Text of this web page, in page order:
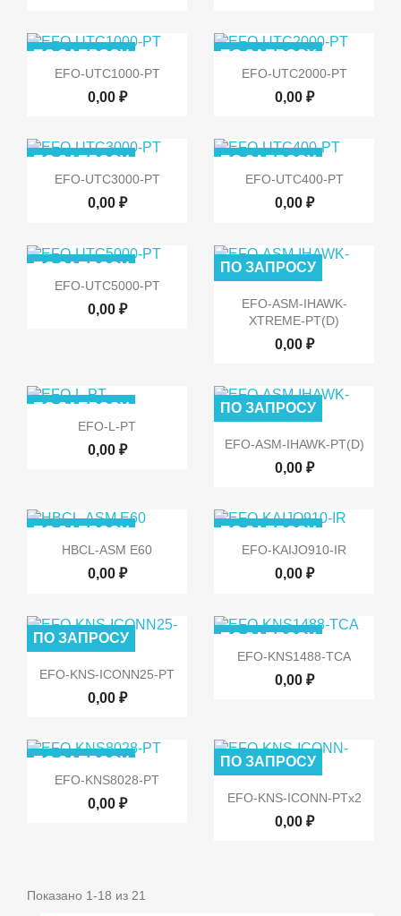
Быстрый просмотр
EFO-UTC1000-PT
0,00 ₽
ПО ЗАПРОСУ
Быстрый просмотр
EFO-UTC2000-PT
0,00 ₽
ПО ЗАПРОСУ
Быстрый просмотр
EFO-UTC3000-PT
0,00 ₽
ПО ЗАПРОСУ
Быстрый просмотр
EFO-UTC400-PT
0,00 ₽
ПО ЗАПРОСУ
Быстрый просмотр
EFO-UTC5000-PT
0,00 ₽
ПО ЗАПРОСУ
Быстрый просмотр
EFO-ASM-IHAWK-
XTREME-PT(D)
0,00 ₽
ПО ЗАПРОСУ
Быстрый просмотр
EFO-L-PT
0,00 ₽
ПО ЗАПРОСУ
 Быстрый просмотр
EFO-ASM-IHAWK-PT(D)
0,00 ₽
ПО ЗАПРОСУ
Быстрый просмотр
HBCL-ASM E60
0,00 ₽
ПО ЗАПРОСУ
Быстрый просмотр
EFO-KAIJO910-IR
0,00 ₽
ПО ЗАПРОСУ
 Быстрый просмотр
EFO-KNS-ICONN25-PT
0,00 ₽
ПО ЗАПРОСУ
Быстрый просмотр
EFO-KNS1488-TCA
0,00 ₽
ПО ЗАПРОСУ
Быстрый просмотр
EFO-KNS8028-PT
0,00 ₽
ПО ЗАПРОСУ
 Быстрый просмотр
EFO-KNS-ICONN-PTx2
0,00 ₽
ПО ЗАПРОСУ
Показано 1-18 из 21